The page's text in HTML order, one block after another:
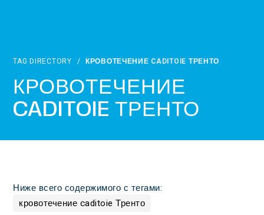
TAG DIRECTORY / КРОВОТЕЧЕНИЕ CADITOIE ТРЕНТО
КРОВОТЕЧЕНИЕ
CADITOIE ТРЕНТО
Ниже всего содержимого с тегами:
кровотечение caditoie Тренто